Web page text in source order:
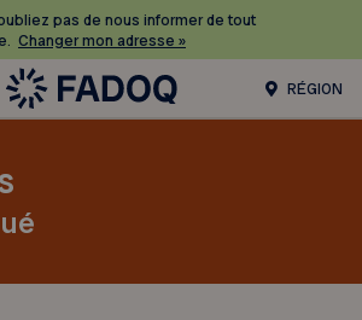
pas de nous informer de tout
Changer mon adresse »
RÉGION